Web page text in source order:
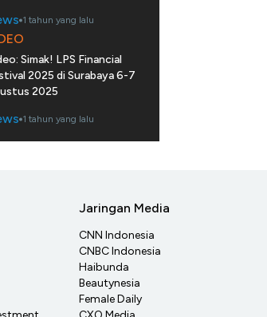
1 tahun yang lalu
Simak! LPS Financial
2025 di Surabaya 6-7
2025
1 tahun yang lalu
Jaringan Media
CNN Indonesia
CNBC Indonesia
Haibunda
Beautynesia
Female Daily